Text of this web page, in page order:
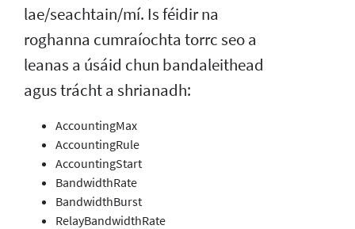
lae/seachtain/mí. Is féidir na
roghanna cumraíochta torrc seo a
leanas a úsáid chun bandaleithead
agus trácht a shrianadh:
AccountingMax
AccountingRule
AccountingStart
BandwidthRate
BandwidthBurst
RelayBandwidthRate